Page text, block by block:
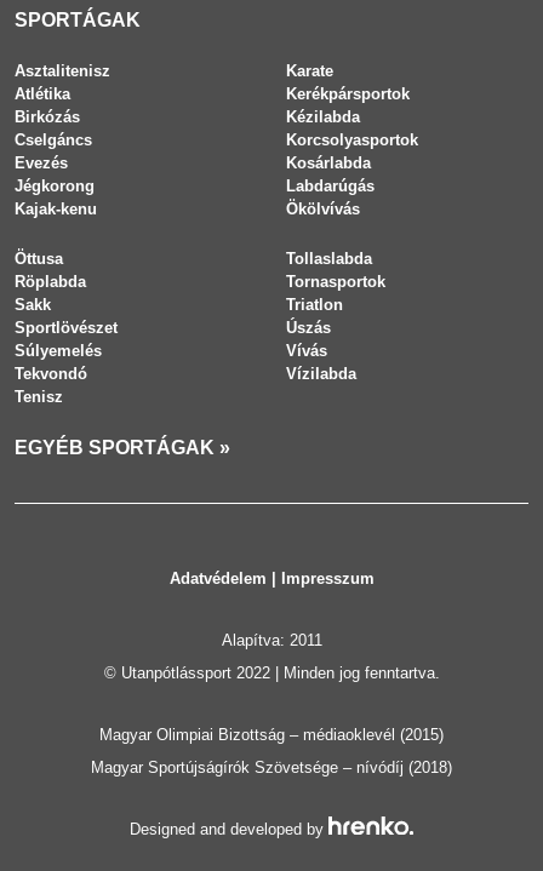
SPORTÁGAK
Asztalitenisz
Atlétika
Birkózás
Cselgáncs
Evezés
Jégkorong
Kajak-kenu
Karate
Kerékpársportok
Kézilabda
Korcsolyasportok
Kosárlabda
Labdarúgás
Ökölvívás
Öttusa
Röplabda
Sakk
Sportlövészet
Súlyemelés
Tekvondó
Tenisz
Tollaslabda
Tornasportok
Triatlon
Úszás
Vívás
Vízilabda
EGYÉB SPORTÁGAK »
Adatvédelem Impresszum
Alapítva: 2011
© Utanpótlássport 2022 | Minden jog fenntartva.
Magyar Olimpiai Bizottság – médiaoklevél (2015)
Magyar Sportújságírók Szövetsége – nívódíj (2018)
Designed and developed by